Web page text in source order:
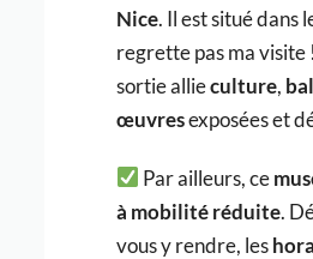
Nice. Il est situé dans
regrette pas ma visite
sortie allieculture,
œuvresexposées et
Par ailleurs, ce
à mobilité réduite.
vous y rendre, les